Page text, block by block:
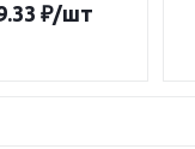
₽/шт